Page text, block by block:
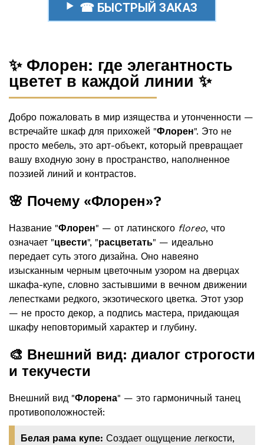
☎ БЫСТРЫЙ ЗАКАЗ
✨ Флорен: где элегантность
цветет в каждой линии ✨
Добро пожаловать в мир изящества и утонченности —
встречайте шкаф для прихожей "Флорен". Это не
просто мебель, это арт-объект, который превращает
вашу входную зону в пространство, наполненное
поэзией линий и контрастов.
🌸 Почему «Флорен»?
Название "Флорен" — от латинского floreo, что
означает "цвести", "расцветать" — идеально
передает суть этого дизайна. Оно навеяно
изысканным черным цветочным узором на дверцах
шкафа-купе, словно застывшими в вечном движении
лепестками редкого, экзотического цветка. Этот узор
— не просто декор, а подпись мастера, придающая
шкафу неповторимый характер и глубину.
🎨 Внешний вид: диалог строгости
и текучести
Внешний вид "Флорена" — это гармоничный танец
противоположностей:
Белая рама купе: Создает ощущение легкости,